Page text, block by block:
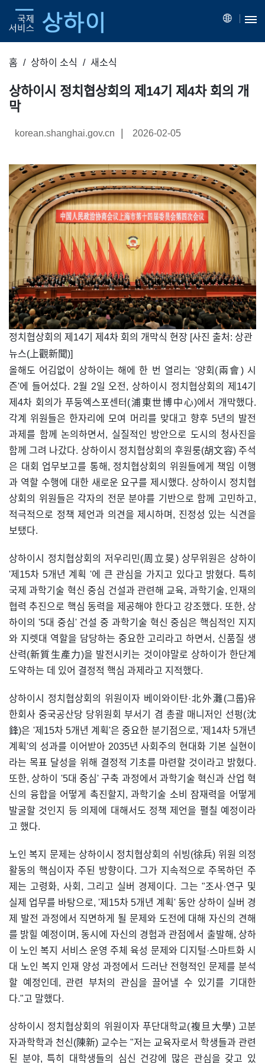
홈 상하이 소식 새소식
상하이시 정치협상회의 제14기 제4차 회의 개
막
korean.shanghai.gov.cn | 2026-02-05
​정치협상회의 제14기 제4차 회의 개막식 현장 [사진 출처: 상관
뉴스(上觀新聞)]
올해도 어김없이 상하이는 해에 한 번 열리는 '양회(兩會) 시
즌'에 들어섰다. 2월 2일 오전, 상하이시 정치협상회의 제14기
제4차 회의가 푸둥엑스포센터(浦東世博中心)에서 개막했다.
각계 위원들은 한자리에 모여 머리를 맞대고 향후 5년의 발전
과제를 함께 논의하면서, 실질적인 방안으로 도시의 청사진을
함께 그려 나갔다. 상하이시 정치협상회의 후원룽(胡文容) 주석
은 대회 업무보고를 통해, 정치협상회의 위원들에게 책임 이행
과 역할 수행에 대한 새로운 요구를 제시했다. 상하이시 정치협
상회의 위원들은 각자의 전문 분야를 기반으로 함께 고민하고,
적극적으로 정책 제언과 의견을 제시하며, 진정성 있는 식견을
보탰다.
상하이시 정치협상회의 저우리민(周立旻) 상무위원은 상하이
'제15차 5개년 계획 '에 큰 관심을 가지고 있다고 밝혔다. 특히
국제 과학기술 혁신 중심 건설과 관련해 교육, 과학기술, 인재의
협력 추진으로 핵심 동력을 제공해야 한다고 강조했다. 또한, 상
하이의 '5대 중심' 건설 중 과학기술 혁신 중심은 핵심적인 지지
와 지렛대 역할을 담당하는 중요한 고리라고 하면서, 신품질 생
산력(新質生產力)을 발전시키는 것이야말로 상하이가 한단계
도약하는 데 있어 결정적 핵심 과제라고 지적했다.
상하이시 정치협상회의 위원이자 베이와이탄·北外灘(그룹)유
한회사 중국공산당 당위원회 부서기 겸 총괄 매니저인 선펑(沈
鋒)은 '제15차 5개년 계획'은 중요한 분기점으로, '제14차 5개년
계획'의 성과를 이어받아 2035년 사회주의 현대화 기본 실현이
라는 목표 달성을 위해 결정적 기초를 마련할 것이라고 밝혔다.
또한, 상하이 '5대 중심' 구축 과정에서 과학기술 혁신과 산업 혁
신의 융합을 어떻게 촉진할지, 과학기술 소비 잠재력을 어떻게
발굴할 것인지 등 의제에 대해서도 정책 제언을 펼칠 예정이라
고 했다.
노인 복지 문제는 상하이시 정치협상회의 쉬빙(徐兵) 위원 의정
활동의 핵심이자 주된 방향이다. 그가 지속적으로 주목하던 주
제는 고령화, 사회, 그리고 실버 경제이다. 그는 "조사·연구 및
실제 업무를 바탕으로, '제15차 5개년 계획' 동안 상하이 실버 경
제 발전 과정에서 직면하게 될 문제와 도전에 대해 자신의 견해
를 밝힐 예정이며, 동시에 자신의 경험과 관점에서 출발해, 상하
이 노인 복지 서비스 운영 주체 육성 문제와 디지털·스마트화 시
대 노인 복지 인재 양성 과정에서 드러난 전형적인 문제를 분석
할 예정인데, 관련 부처의 관심을 끌어낼 수 있기를 기대한
다."고 말했다.
상하이시 정치협상회의 위원이자 푸단대학교(複旦大學) 고분
자과학학과 천신(陳新) 교수는 "저는 교육자로서 학생들과 관련
된 분야, 특히 대학생들의 심신 건강에 많은 관심을 갖고 있